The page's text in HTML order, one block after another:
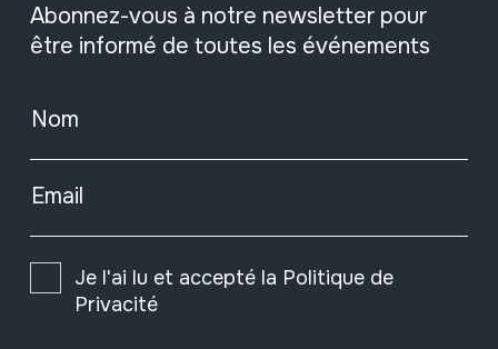
Abonnez-vous à notre newsletter pour
être informé de toutes les événements
Nom
Email
Je l'ai lu et accepté la Politique de
Privacité